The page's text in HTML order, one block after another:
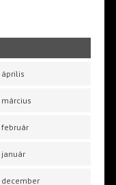
április
február
január
december